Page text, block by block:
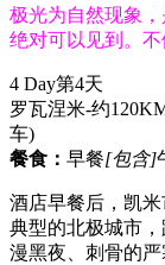
极光为自然现象
绝对可以见到。
4 Day第4天
罗瓦涅米-约
车)
餐食： 早餐[包含]
酒店早餐后，凯
典型的北极城市
漫黑夜、刺骨的